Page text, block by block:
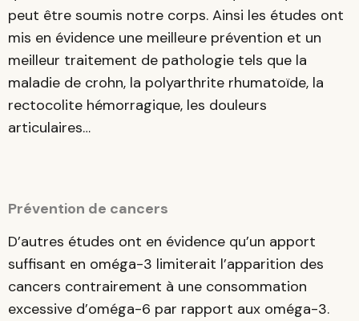
peut être soumis notre corps. Ainsi les études ont
mis en évidence une meilleure prévention et un
meilleur traitement de pathologie tels que la
maladie de crohn, la polyarthrite rhumatoïde, la
rectocolite hémorragique, les douleurs
articulaires…
Prévention de cancers
D’autres études ont en évidence qu’un apport
suffisant en oméga-3 limiterait l’apparition des
cancers contrairement à une consommation
excessive d’oméga-6 par rapport aux oméga-3.